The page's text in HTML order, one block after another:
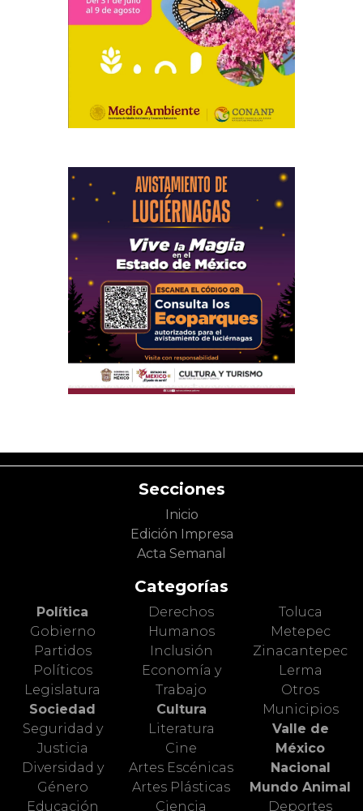
Secciones
Inicio
Edición Impresa
Acta Semanal
Categorías
Política
Gobierno
Partidos
Políticos
Legislatura
Sociedad
Seguridad y
Justicia
Diversidad y
Género
Educación
Derechos
Humanos
Inclusión
Economía y
Trabajo
Cultura
Literatura
Cine
Artes Escénicas
Artes Plásticas
Ciencia
Toluca
Metepec
Zinacantepec
Lerma
Otros
Municipios
Valle de
México
Nacional
Mundo Animal
Deportes